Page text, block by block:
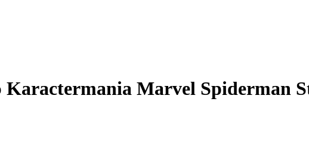
Karactermania Marvel Spiderman